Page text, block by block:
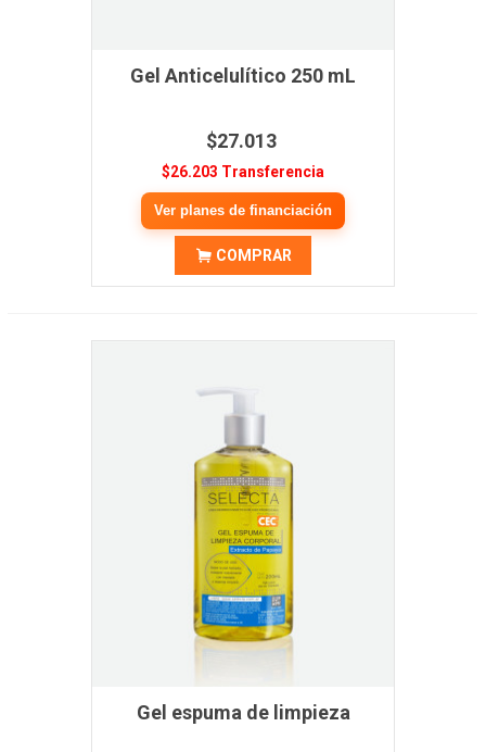
Gel Anticelulítico 250 mL
$27.013
$26.203 Transferencia
Ver planes de financiación
COMPRAR
Gel espuma de limpieza